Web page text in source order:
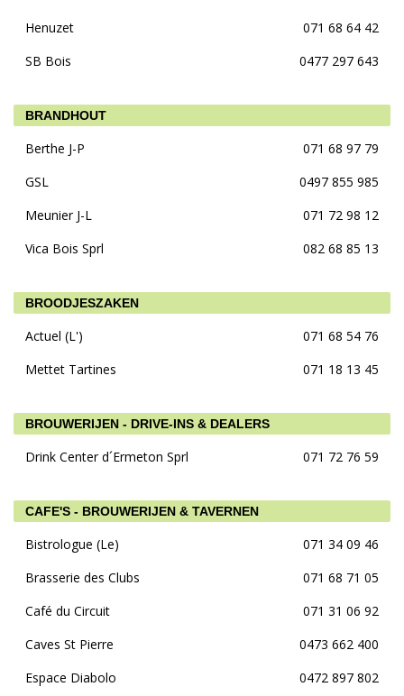
Henuzet
071 68 64 42
SB Bois
0477 297 643
BRANDHOUT
Berthe J-P
071 68 97 79
GSL
0497 855 985
Meunier J-L
071 72 98 12
Vica Bois Sprl
082 68 85 13
BROODJESZAKEN
Actuel (L')
071 68 54 76
Mettet Tartines
071 18 13 45
BROUWERIJEN - DRIVE-INS & DEALERS
Drink Center d´Ermeton Sprl 071 72 76 59
CAFE'S - BROUWERIJEN & TAVERNEN
Bistrologue (Le)
071 34 09 46
Brasserie des Clubs
071 68 71 05
Café du Circuit
071 31 06 92
Caves St Pierre
0473 662 400
Espace Diabolo
0472 897 802